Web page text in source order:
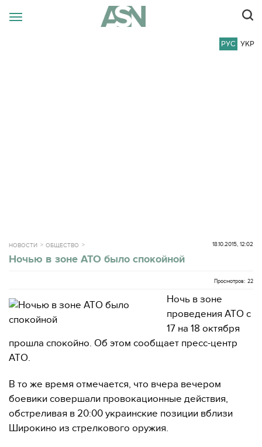
РУС УКР
НОВОСТИ ОБЩЕСТВО 18.10.2015, 12:02
Ночью в зоне АТО было спокойной
Просмотров: 22
Ночь в зоне
проведения АТО с
17 на 18 октября
прошла спокойно. Об этом сообщает пресс-центр
АТО.
В то же время отмечается, что вчера вечером
боевики совершали провокационные действия,
обстреливая в 20:00 украинские позиции вблизи
Широкино из стрелкового оружия.